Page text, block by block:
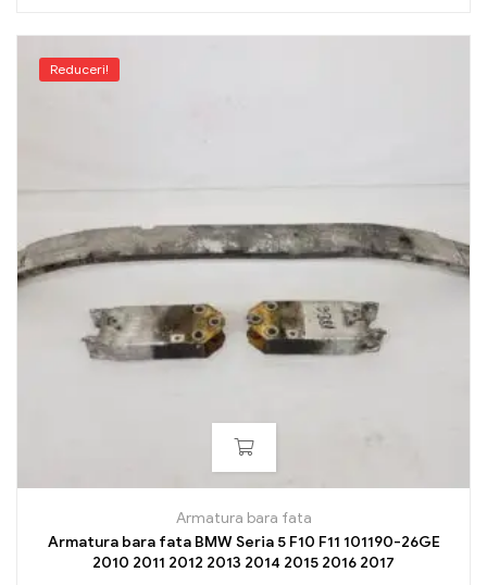
Reduceri!
Armatura bara fata
Armatura bara fata BMW Seria 5 F10 F11 101190-26GE
2010 2011 2012 2013 2014 2015 2016 2017